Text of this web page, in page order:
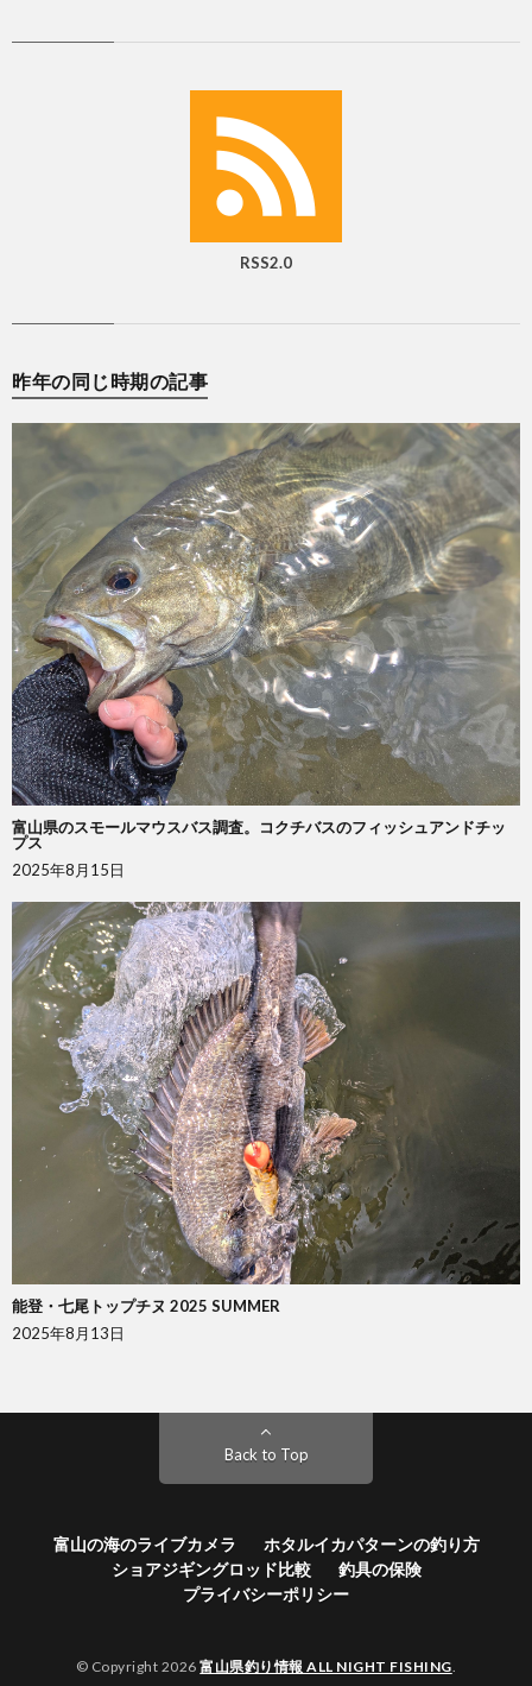
RSS2.0
昨年の同じ時期の記事
富山県のスモールマウスバス調査。コクチバスのフィッシュアンドチッ
プス
2025年8月15日
能登・七尾トップチヌ 2025 SUMMER
2025年8月13日
Back to Top
富山の海のライブカメラ
ホタルイカパターンの釣り方
ショアジギングロッド比較
釣具の保険
プライバシーポリシー
© Copyright 2026富山県釣り情報 ALL NIGHT FISHING.